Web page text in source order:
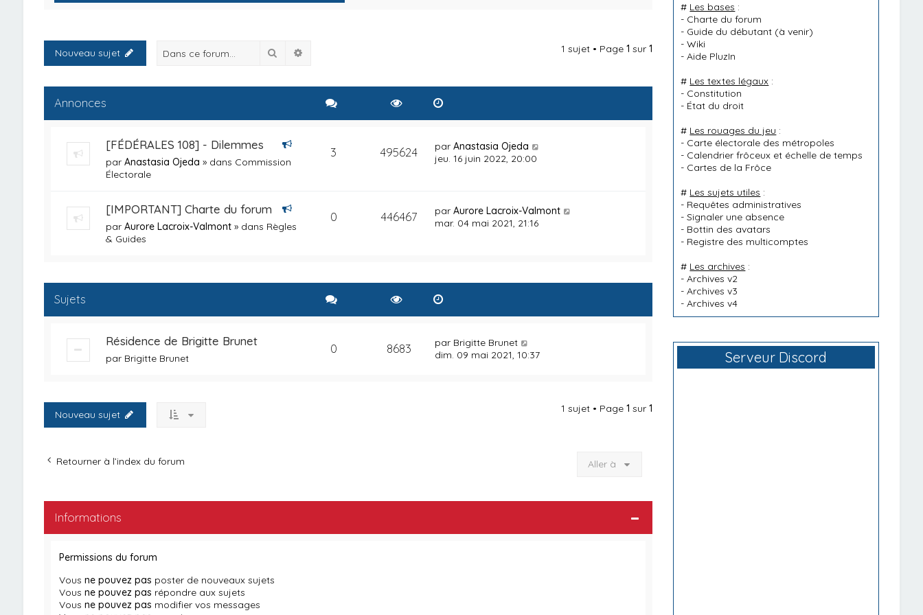
Nouveau sujet Rechercher 1 sujet • Page1 sur1
Annonces
[FÉDÉRALES 108] - Dilemmes
par Anastasia Ojeda » dans Commission
Électorale
3 495624 parAnastasia Ojeda
jeu. 16 juin 2022, 20:00
[IMPORTANT] Charte du forum
par Aurore Lacroix-Valmont » dans Règles
& Guides
0 446467 parAurore Lacroix-Valmont
mar. 04 mai 2021, 21:16
Sujets
Résidence de Brigitte Brunet
par Brigitte Brunet
0 8683 par Brigitte Brunet
dim. 09 mai 2021, 10:37
Nouveau sujet 1 sujet • Page1 sur1
Retourner à l’index du forum Aller à
Informations
Permissions du forum
Vous ne pouvez pas poster de nouveaux sujets
Vous ne pouvez pas répondre aux sujets
Vous ne pouvez pas modifier vos messages
# Les bases :
- Charte du forum
- Guide du débutant (à venir)
-Wiki
-Aide PluzIn
# Les textes légaux :
- Constitution
- État du droit
# Les rouages du jeu :
- Carte électorale des métropoles
- Calendrier frôceux et échelle de temps
- Cartes de la Frôce
# Les sujets utiles :
- Requêtes administratives
-Signaler une absence
- Bottin des avatars
- Registre des multicomptes
# Les archives :
-Archives v2
-Archives v3
-Archives v4
Serveur Discord